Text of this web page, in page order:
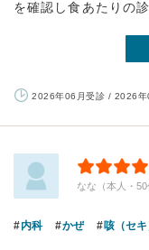
を確認し食あたりの
2026年06月受診 / 2026年
なな（本人・50
内科 かぜ 咳（セキ